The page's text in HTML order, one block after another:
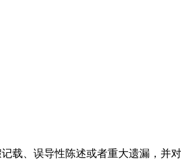
载、误导性陈述或者重大遗漏，并